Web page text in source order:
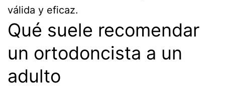
válida y eficaz.
Qué suele recomendar
un ortodoncista a un
adulto